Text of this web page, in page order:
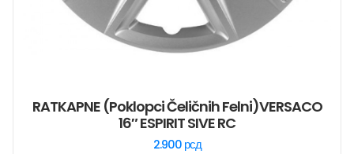
RATKAPNE (poklopci Čeličnih Felni)VERSACO
16″ ESPIRIT SIVE RC
2.900 рсд